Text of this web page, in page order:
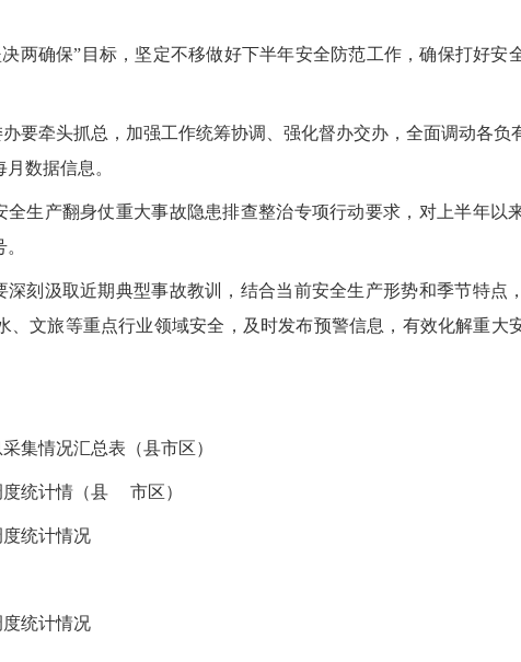
两确保”目标，坚定不移做好下半年安全防范工作，确保打好安
要牵头抓总，加强工作统筹协调、强化督办交办，全面调动各负
数据信息。
生产翻身仗重大事故隐患排查整治专项行动要求，对上半年以
刻汲取近期典型事故教训，结合当前安全生产形势和季节特点
、文旅等重点行业领域安全，及时发布预警信息，有效化解重大
集情况汇总表（县市区）
度统计情（县 市区）
统计情况
统计情况